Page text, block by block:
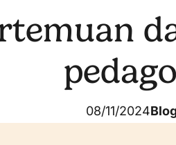
08/11/2024